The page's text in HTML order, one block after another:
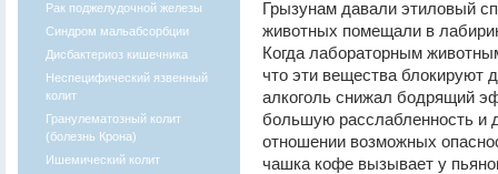
Рак поджелудочной железы
Синдром мальабсорбции
Дисбактериоз кишечника
Неспецифический язвенный
колит
Гранулематозный колит
(болезнь Крона)
Ишемический колит
Грызунам давали этиловый
животных помещали в
Когда лабораторным
что эти вещества блокируют
алкоголь снижал бодрящий
большую расслабленность и
отношении возможных
чашка кофе вызывает у